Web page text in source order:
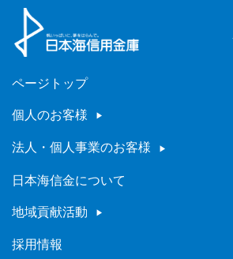
ページトップ
個人のお客様
法人・個人事業のお客様
日本海信金について
地域貢献活動
採用情報